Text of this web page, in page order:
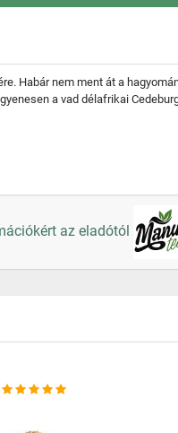
Habár nem ment át a
a vad délafrikai
az eladótól